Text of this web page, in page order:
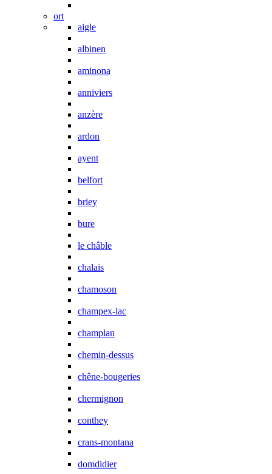
ort
aigle
albinen
aminona
anniviers
anzère
ardon
ayent
belfort
briey
bure
le châble
chalais
chamoson
champex-lac
champlan
chemin-dessus
chêne-bougeries
chermignon
conthey
crans-montana
domdidier